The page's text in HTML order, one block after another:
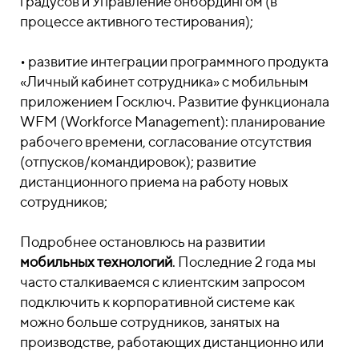
процессе активного тестирования);
• развитие интеграции программного продукта
«Личный кабинет сотрудника» с мобильным
приложением Госключ. Развитие функционала
WFM (Workforce Management): планирование
рабочего времени, согласование отсутствия
(отпусков/командировок); развитие
дистанционного приема на работу новых
сотрудников;
Подробнее остановлюсь на развитии
мобильных технологий. Последние 2 года мы
часто сталкиваемся с клиентским запросом
подключить к корпоративной системе как
можно больше сотрудников, занятых на
производстве, работающих дистанционно или